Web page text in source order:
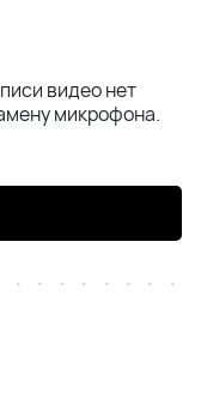
видео нет
микрофона.